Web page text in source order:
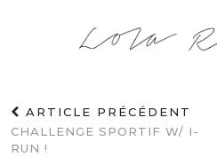
ARTICLE PRÉCÉDENT
CHALLENGE SPORTIF W/ I-
RUN !